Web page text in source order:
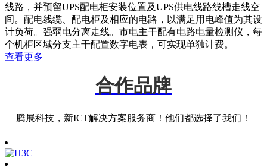
线路，并预留UPS配电柜安装位置及UPS供电线路线槽走线空
间。配电线缆、配电柜及相应的电路，以满足用电峰值为其设
计负荷。强弱电分离走线。市电主干配有电路电量检测仪，每
个机柜区域分支主干配置数字电表，可实现单独计费。
查看更多
合作品牌
腾展科技，新ICT解决方案服务商！他们都选择了我们！